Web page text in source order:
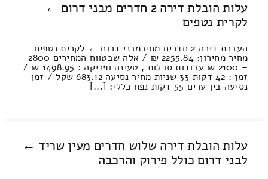
עלות הובלת דירה 2 חדרים מבני דרום ←
לקרית נטפים
העברת דירה 2 חדרים מחירמבני דרום ← לקרית נטפים
מחיר מחירון: 2255.84 ₪ / אלה שבטווח המחירים 2800
– 2100 ₪ עבודות סבלות , טעינה ופריקה : 1498.95 ₪ /
זמן : 42 דקות 33 שניות מחיר נסיעה 683.12 שקל / זמן
נסיעה בין ערים 55 דקות נפח כללי: [...]
עלות הובלת דירה שלוש חדרים מעין שריד ←
לבני דרום כולל פירוק והרכבה